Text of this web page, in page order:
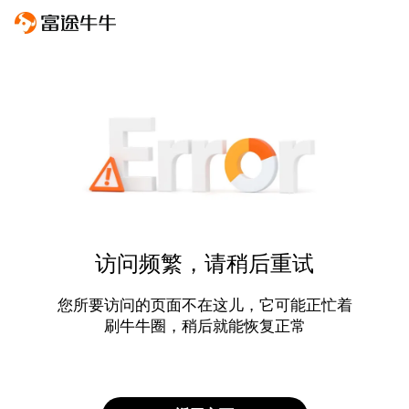
访问频繁，请稍后重试
您所要访问的页面不在这儿，它可能正忙着
刷牛牛圈，稍后就能恢复正常